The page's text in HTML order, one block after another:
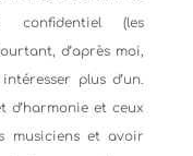
(les
d’après moi,
plus d’un.
d’harmonie et ceux
musiciens et avoir